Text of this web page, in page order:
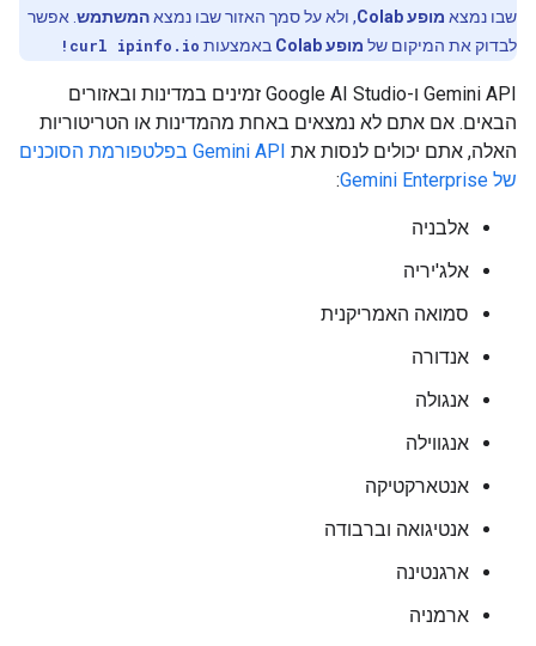
שבו נמצא מופע Colab , ולא על סמך האזור שבו נמצאהמשתמש . אפשר
לבדוק את המיקום של מופע Colab באמצעות !curl ipinfo.io
‫Gemini API ו-Google AI Studio זמינים במדינות ובאזורים
הבאים. אם אתם לא נמצאים באחת מהמדינות או הטריטוריות
האלה, אתם יכולים לנסות את
Gemini API בפלטפורמת הסוכנים
של Gemini Enterprise
:
אלבניה
אלג'יריה
סמואה האמריקנית
אנדורה
אנגולה
אנגווילה
אנטארקטיקה
אנטיגואה וברבודה
ארגנטינה
ארמניה